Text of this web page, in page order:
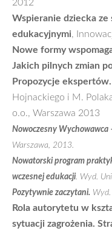
Wspieranie dziecka
edukacyjnymi,
Nowe formy
Jakich pilnych zmian
Propozycje ekspertów.
Hojnackiego i M.
o.o., Warszawa 2013
Nowoczesny Wychowawca
Warszawa, 2013.
Nowatorski program
wczesnej edukacji. Wyd.
Pozytywnie zaczytani.
Rola autorytetu w
sytuacji zagrożenia.